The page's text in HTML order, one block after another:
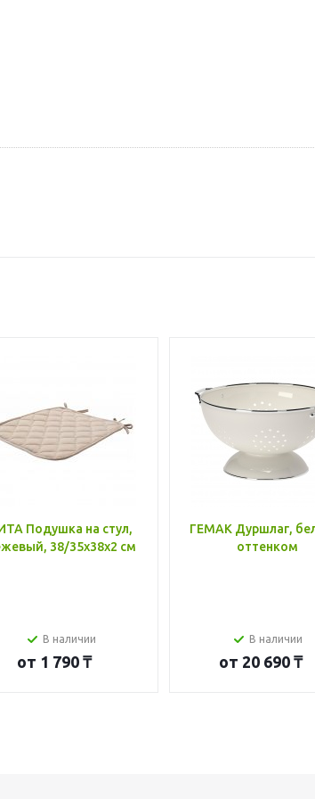
Подушка на стул,
38/35x38x2 см
В наличии
от 1 790 ₸
ГЕМАК Дуршлаг,
оттенком
В наличии
от 20 690 ₸